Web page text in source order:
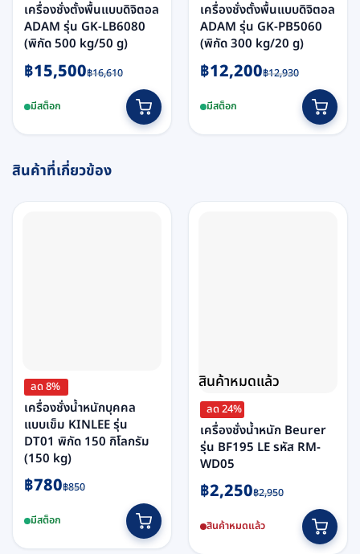
เครื่องชั่งตั้งพื้นแบบดิจิตอล
ADAM รุ่น GK-LB6080
(พิกัด 500 kg/50 g)
฿16,610
Original
was:
฿15,500
Current
is:มีสต็อก
เครื่องชั่งตั้งพื้นแบบดิจิตอล
ADAM รุ่น GK-PB5060
(พิกัด 300 kg/20 g)
฿12,930
Original
was:
฿12,200
Current
is:มีสต็อก
สินค้าที่เกี่ยวข้อง
ลด 8%
เครื่องชั่งน้ำหนักบุคคล
แบบเข็ม KINLEE รุ่น
DT01 พิกัด 150 กิโลกรัม
(150 kg)
฿850
Original
was:
฿780
Current
is:มีสต็อก
สินค้าหมดแล้ว
ลด 24%
เครื่องชั่งน้ำหนัก Beurer
รุ่น BF195 LE รหัส RM-
WD05
฿2,950
Original
was:
฿2,250
Current
is:สินค้าหมดแล้ว